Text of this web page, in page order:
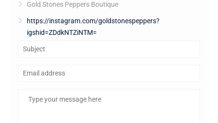
Gold Stones Peppers Boutique
https://instagram.com/goldstonespeppers?
igshid=ZDdkNTZiNTM=